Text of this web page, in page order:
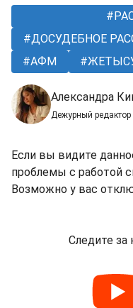
ДОСУДЕБНОЕ
АФМ
Александра
Дежурный редактор
Если вы видите
проблемы с работой
Возможно у вас
Следите за